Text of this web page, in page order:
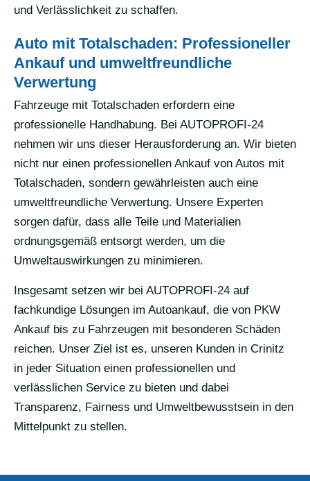
und Verlässlichkeit zu schaffen.
Auto mit Totalschaden: Professioneller
Ankauf und umweltfreundliche
Verwertung
Fahrzeuge mit Totalschaden erfordern eine
professionelle Handhabung. Bei AUTOPROFI-24
nehmen wir uns dieser Herausforderung an. Wir bieten
nicht nur einen professionellen Ankauf von Autos mit
Totalschaden, sondern gewährleisten auch eine
umweltfreundliche Verwertung. Unsere Experten
sorgen dafür, dass alle Teile und Materialien
ordnungsgemäß entsorgt werden, um die
Umweltauswirkungen zu minimieren.
Insgesamt setzen wir bei AUTOPROFI-24 auf
fachkundige Lösungen im Autoankauf, die von PKW
Ankauf bis zu Fahrzeugen mit besonderen Schäden
reichen. Unser Ziel ist es, unseren Kunden in Crinitz
in jeder Situation einen professionellen und
verlässlichen Service zu bieten und dabei
Transparenz, Fairness und Umweltbewusstsein in den
Mittelpunkt zu stellen.